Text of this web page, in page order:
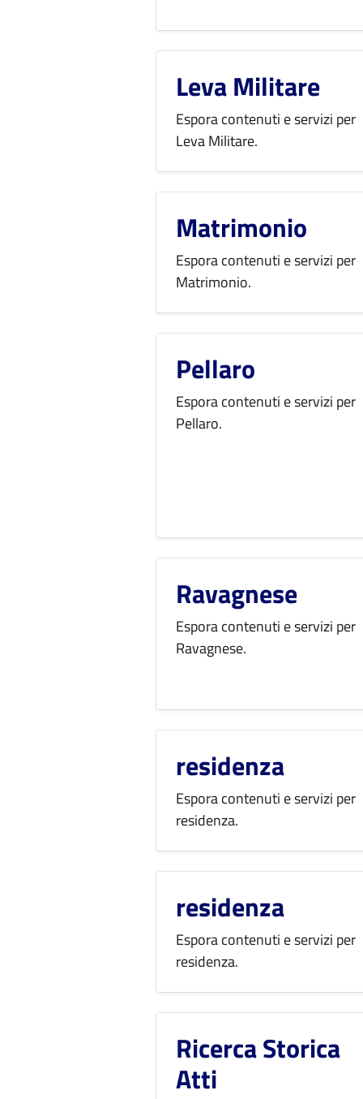
Leva Militare
Espora contenuti e servizi per
Leva Militare.
Matrimonio
Espora contenuti e servizi per
Matrimonio.
Pellaro
Espora contenuti e servizi per
Pellaro.
Ravagnese
Espora contenuti e servizi per
Ravagnese.
residenza
Espora contenuti e servizi per
residenza.
residenza
Espora contenuti e servizi per
residenza.
Ricerca Storica
Atti